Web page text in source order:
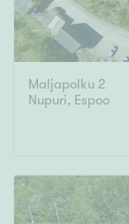
Maljapolku 2
Nupuri, Espoo